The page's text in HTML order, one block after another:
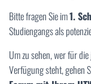
Bitte fragen Sie im1.
Studiengangs als
Um zu sehen, wer für
Verfügung steht, gehen